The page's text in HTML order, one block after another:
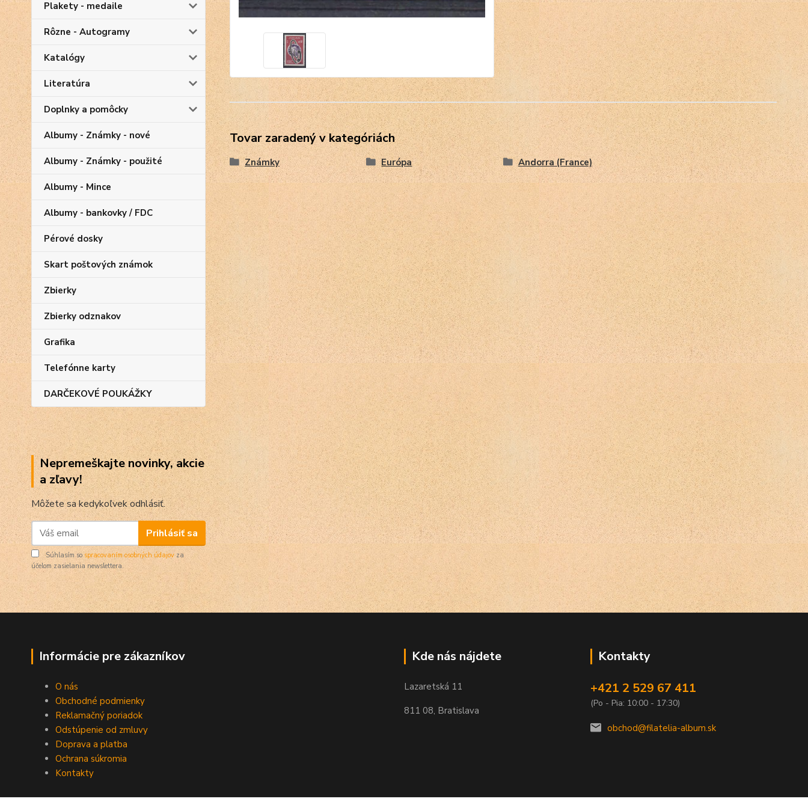
Plakety - medaile
Rôzne - Autogramy
Katalógy
Literatúra
Doplnky a pomôcky
Albumy - Známky - nové
Albumy - Známky - použité
Albumy - Mince
Albumy - bankovky / FDC
Pérové dosky
Skart poštových známok
Zbierky
Zbierky odznakov
Grafika
Telefónne karty
DARČEKOVÉ POUKÁŽKY
Nepremeškajte novinky, akcie
a zľavy!
Môžete sa kedykoľvek odhlásiť.
Prihlásiť sa
Súhlasím so spracovaním osobných údajov za
účelom zasielania newslettera.
Tovar zaradený v kategóriách
Známky Európa Andorra (France)
Informácie pre zákazníkov
O nás
Obchodné podmienky
Reklamačný poriadok
Odstúpenie od zmluvy
Doprava a platba
Ochrana súkromia
Kontakty
Kde nás nájdete
Lazaretská 11
811 08, Bratislava
Kontakty
+421 2 529 67 411
(Po - Pia: 10:00 - 17:30)
obchod@filatelia-album.sk